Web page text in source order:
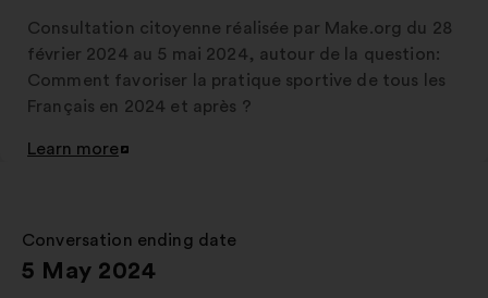
Consultation citoyenne réalisée par Make.org du 28
février 2024 au 5 mai 2024, autour de la question:
Comment favoriser la pratique sportive de tous les
Français en 2024 et après ?
Learn more
Open
new
window
Conversation ending date
:
5 May 2024